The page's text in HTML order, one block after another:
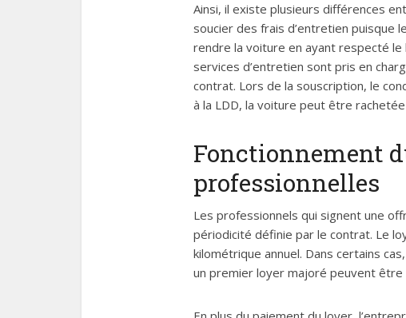
Ainsi, il existe plusieurs différences
soucier des frais d’entretien puisque
rendre la voiture en ayant respecté
services d’entretien sont pris en
contrat. Lors de la souscription, le
à la LDD, la voiture peut être
Fonctionnement
professionnelles
Les professionnels qui signent une
périodicité définie par le contrat. Le
kilométrique annuel. Dans certains
un premier loyer majoré peuvent être